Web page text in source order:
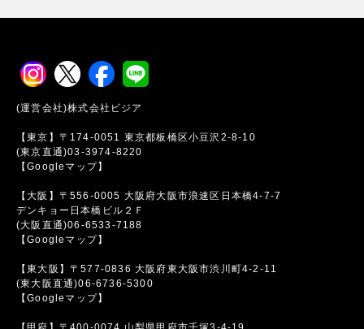
(運営会社)株式会社ビジア
【東京】〒174-0051 東京都板橋区小豆沢2-8-10
(東京直通)03-3974-8220
【Googleマップ】
【大阪】〒556-0005 大阪府大阪市浪速区日本橋4-7-7
デンキョー日本橋ビル２Ｆ
(大阪直通)06-6533-7188
【Googleマップ】
【東大阪】〒577-0836 大阪府東大阪市渋川町4-2-11
(東大阪直通)06-6736-5300
【Googleマップ】